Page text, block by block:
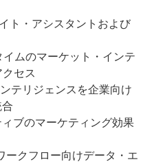
ト・アシスタントおよび
ムのマーケット・インテ
セス
テリジェンスを企業向け
ブのマーケティング効果
クフロー向けデータ・エ